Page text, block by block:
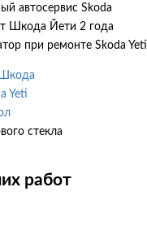
автосервис Skoda
Шкода Йети 2 года
при ремонте Skoda Yeti
Yeti
стекла
работ